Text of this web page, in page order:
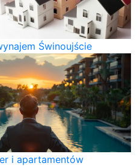
Świnoujście
i apartamentów